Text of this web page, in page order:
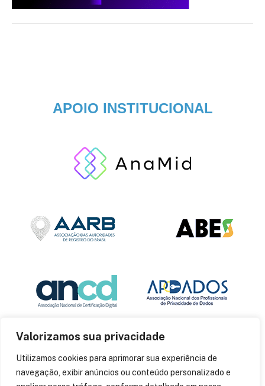
Valorizamos sua privacidade
Utilizamos cookies para aprimorar sua experiência de
navegação, exibir anúncios ou conteúdo personalizado e
APOIO INSTITUCIONAL